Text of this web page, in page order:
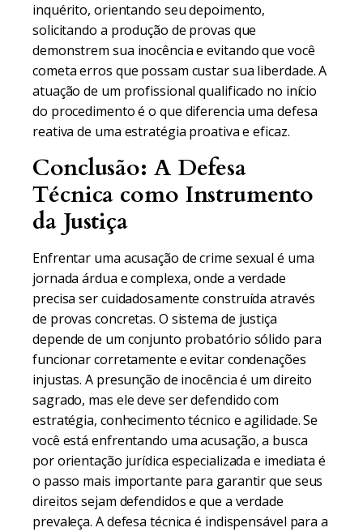
inquérito, orientando seu depoimento,
solicitando a produção de provas que
demonstrem sua inocência e evitando que você
cometa erros que possam custar sua liberdade. A
atuação de um profissional qualificado no início
do procedimento é o que diferencia uma defesa
reativa de uma estratégia proativa e eficaz.
Conclusão: A Defesa
Técnica como Instrumento
da Justiça
Enfrentar uma acusação de crime sexual é uma
jornada árdua e complexa, onde a verdade
precisa ser cuidadosamente construída através
de provas concretas. O sistema de justiça
depende de um conjunto probatório sólido para
funcionar corretamente e evitar condenações
injustas. A presunção de inocência é um direito
sagrado, mas ele deve ser defendido com
estratégia, conhecimento técnico e agilidade. Se
você está enfrentando uma acusação, a busca
por orientação jurídica especializada e imediata é
o passo mais importante para garantir que seus
direitos sejam defendidos e que a verdade
prevaleça. A defesa técnica é indispensável para a